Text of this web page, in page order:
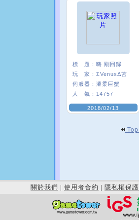
標 題： 嗨 剛回歸
玩 家： ΣVenusΔ苫
伺服器： 溫柔巨蟹
人 氣： 14757
2018/02/13
關於我們 | 使用者合約 | 隱私權保護